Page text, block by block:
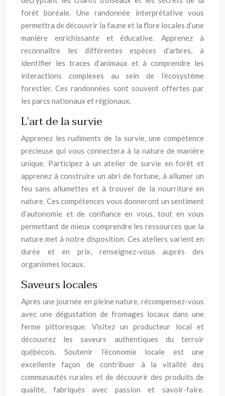
forêt boréale. Une randonnée interprétative vous
permettra de découvrir la faune et la flore locales d’une
manière enrichissante et éducative. Apprenez à
reconnaître les différentes espèces d’arbres, à
identifier les traces d’animaux et à comprendre les
interactions complexes au sein de l’écosystème
forestier. Ces randonnées sont souvent offertes par
les parcs nationaux et régionaux.
L’art de la survie
Apprenez les rudiments de la survie, une compétence
précieuse qui vous connectera à la nature de manière
unique. Participez à un atelier de survie en forêt et
apprenez à construire un abri de fortune, à allumer un
feu sans allumettes et à trouver de la nourriture en
nature. Ces compétences vous donneront un sentiment
d’autonomie et de confiance en vous, tout en vous
permettant de mieux comprendre les ressources que la
nature met à notre disposition. Ces ateliers varient en
durée et en prix, renseignez-vous auprès des
organismes locaux.
Saveurs locales
Après une journée en pleine nature, récompensez-vous
avec une dégustation de fromages locaux dans une
ferme pittoresque. Visitez un producteur local et
découvrez les saveurs authentiques du terroir
québécois. Soutenir l’économie locale est une
excellente façon de contribuer à la vitalité des
communautés rurales et de découvrir des produits de
qualité, fabriqués avec passion et savoir-faire.